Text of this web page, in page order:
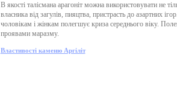
В якості талісмана арагоніт можна використовувати не
власника від загулів, пияцтва, пристрасть до азартних
чоловікам і жінкам полегшує криза середнього віку.
проявами маразму.
Властивості каменю Аргіліт